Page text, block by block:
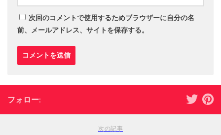
次回のコメントで使用するためブラウザーに自分の名
前、メールアドレス、サイトを保存する。
フォロー:
次の記事